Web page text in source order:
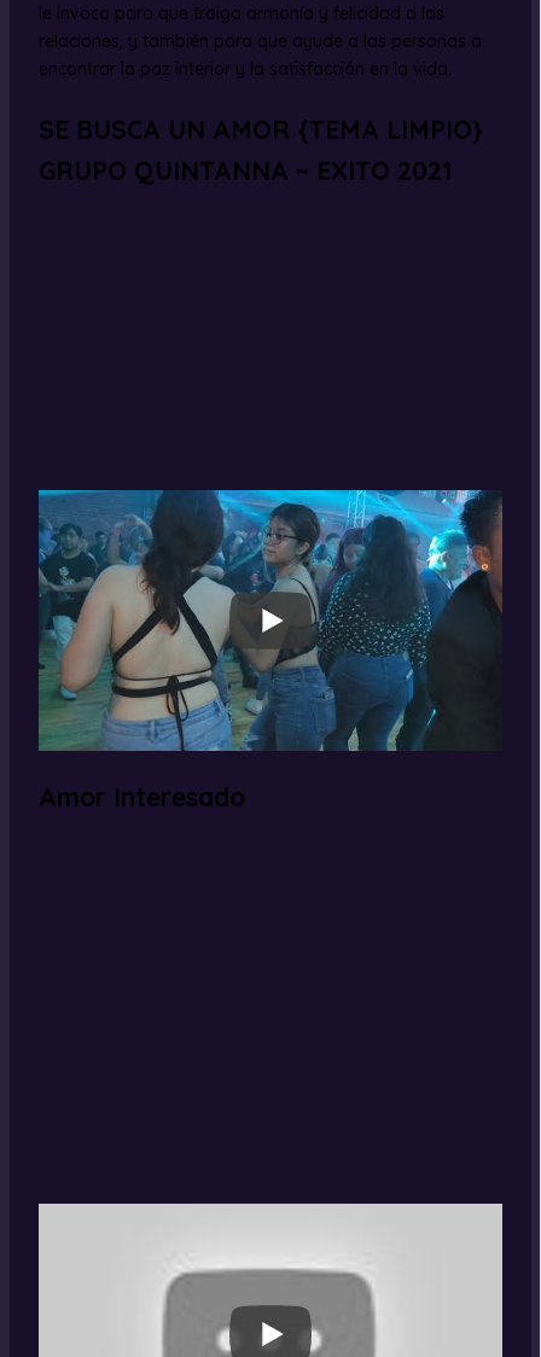
le invoca para que traiga armonía y felicidad a las
relaciones, y también para que ayude a las personas a
encontrar la paz interior y la satisfacción en la vida.
SE BUSCA UN AMOR {TEMA LIMPIO}
GRUPO QUINTANNA ~ EXITO 2021
Amor Interesado